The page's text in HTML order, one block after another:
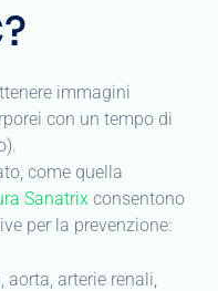
immagini
con un tempo di
come quella
Sanatrix consentono
per la prevenzione:
aorta, arterie renali,